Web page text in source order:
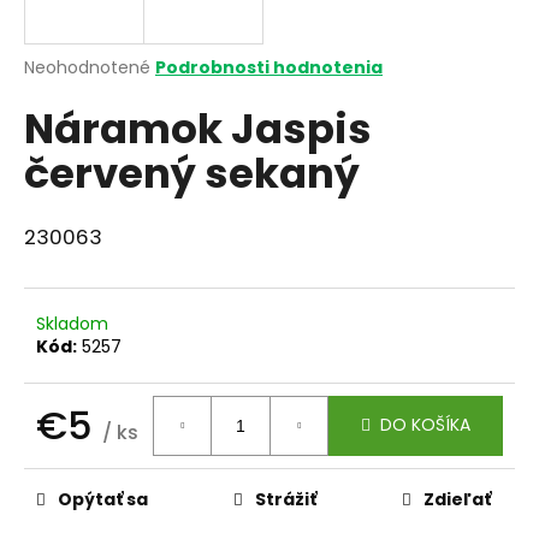
Priemerné
produktu
je
0,0
z
hviezdičiek.
Neohodnotené Podrobnosti hodnotenia
Náramok Jaspis
červený sekaný
230063
Skladom
Kód: 5257
€5 / ks
cena:
DO KOŠÍKA
Opýtať sa Strážiť Zdieľať
j
ť
?
O
p
o
ú